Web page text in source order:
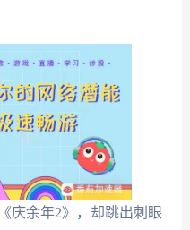
庆余年2》，却跳出刺眼